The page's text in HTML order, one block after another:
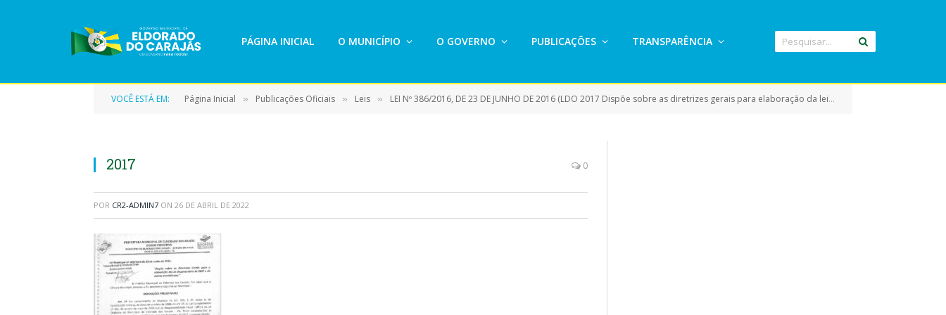
PÁGINA INICIAL O MUNICÍPIO O GOVERNO PUBLICAÇÕES TRANSPARÊNCIA
VOCÊ ESTÁ EM: Página Inicial » Publicações Oficiais » Leis » LEI Nº 386/2016, DE 23 DE JUNHO DE 2016 (LDO 2017 Dispõe sobre as diretrizes gerais para elaboração da lei orçamentária de 2017 e dá outras providências)
2017 0
POR CR2-ADMIN7 ON 26 DE ABRIL DE 2022